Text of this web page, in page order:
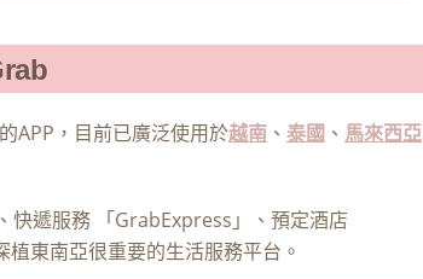
APP，目前已廣泛使用於越南 、 泰國 、 馬來西亞
快遞服務 「GrabExpress」、預定酒店
東南亞很重要的生活服務平台。